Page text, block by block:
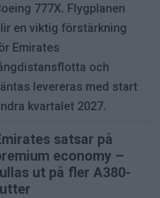
777X. Flygplanen
en viktig förstärkning
Emirates
och
levereras med start
kvartalet 2027.
satsar på
economy –
ut på fler A380-